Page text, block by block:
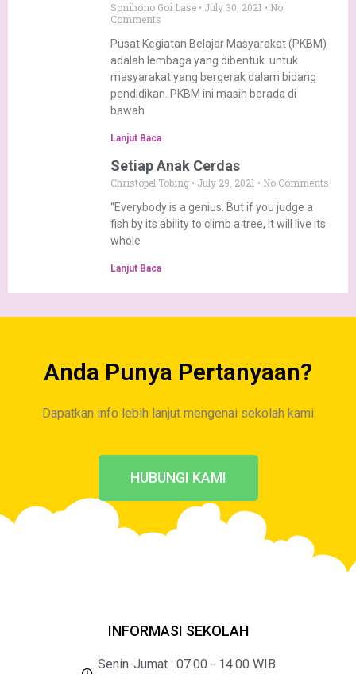
Sonihono Goi Lase July 30, 2021
No
Comments
Pusat Kegiatan Belajar Masyarakat (PKBM)
adalah lembaga yang dibentuk untuk
masyarakat yang bergerak dalam bidang
pendidikan. PKBM ini masih berada di
bawah
Lanjut Baca
Setiap Anak Cerdas
Christopel Tobing July 29, 2021
No Comments
“Everybody is a genius. But if you judge a
fish by its ability to climb a tree, it will live its
whole
Lanjut Baca
Anda Punya Pertanyaan?
Dapatkan info lebih lanjut mengenai sekolah kami
HUBUNGI KAMI
INFORMASI SEKOLAH
Senin-Jumat : 07.00 - 14.00 WIB